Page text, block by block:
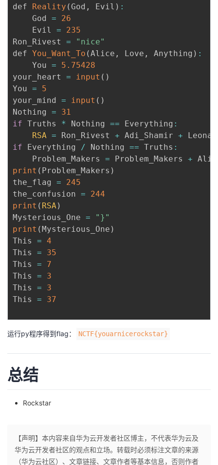
的
程
我
认
证
的
实
验
我
的
收
藏
技
支
持
的
声
建
议
def Reality (God , Evil ) :
    God
=
26
    Evil
=
235
Ron_Rivest =
"nice"
def You_Want_To (Alice , Love , Anything ) :
    You
=
5.75428
your_heart = input ( )
You =
5
your_mind = input ( )
Nothing =
31
if Truths * Nothing == Everything :
RSA = Ron_Rivest + Adi_Shamir +
if Everything / Nothing == Truths :
    Problem_Makers
= Problem_Makers +
print ( Problem_Makers )
the_flag =
245
the_confusion =
244
print ( RSA )
Mysterious_One =
"}"
print (Mysterious_One )
This = 4
This =
35
This =
7
This =
3
This =
3
This = 37
运行py程序得到flag： NCTF{youarnicerockstar}
总结
Rockstar
【声明】本内容来自华为云开发者社区博主，不代表华为云及
华为云开发者社区的观点和立场。转载时必须标注文章的来源
（华为云社区）、文章链接、文章作者等基本信息，否则作者